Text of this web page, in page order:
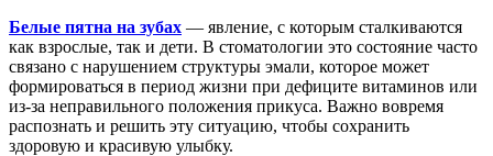
Белые пятна на зубах — явление, с которым сталкиваются
как взрослые, так и дети. В стоматологии это состояние часто
связано с нарушением структуры эмали, которое может
формироваться в период жизни при дефиците витаминов или
из-за неправильного положения прикуса. Важно вовремя
распознать и решить эту ситуацию, чтобы сохранить
здоровую и красивую улыбку.